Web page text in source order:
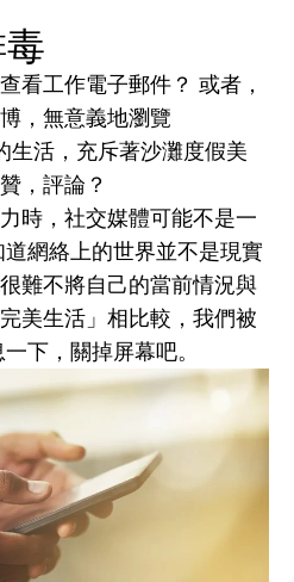
看工作電子郵件？ 或者，
，無意義地瀏覽
生活，充斥著沙灘度假美
，評論？
時，社交媒體可能不是一
網絡上的世界並不是現實
難不將自己的當前情況與
美生活」相比較，我們被
下，關掉屏幕吧。